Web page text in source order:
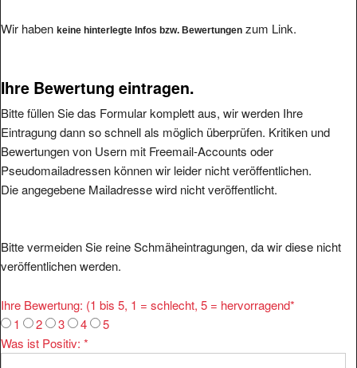
Wir haben keine hinterlegte Infos bzw. Bewertungen zum Link.
Ihre Bewertung eintragen.
Bitte füllen Sie das Formular komplett aus, wir werden Ihre
Eintragung dann so schnell als möglich überprüfen. Kritiken und
Bewertungen von Usern mit Freemail-Accounts oder
Pseudomailadressen können wir leider nicht veröffentlichen.
Die angegebene Mailadresse wird nicht veröffentlicht.
Bitte vermeiden Sie reine Schmäheintragungen, da wir diese nicht
veröffentlichen werden.
Ihre Bewertung: (1 bis 5, 1 = schlecht, 5 = hervorragend*
1
2 3 4
5
Was ist Positiv: *